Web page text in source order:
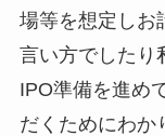
場等を想定しお
言い方でしたり
IPO準備を進め
だくためにわか